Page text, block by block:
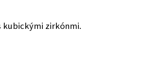
kubickými zirkónmi.